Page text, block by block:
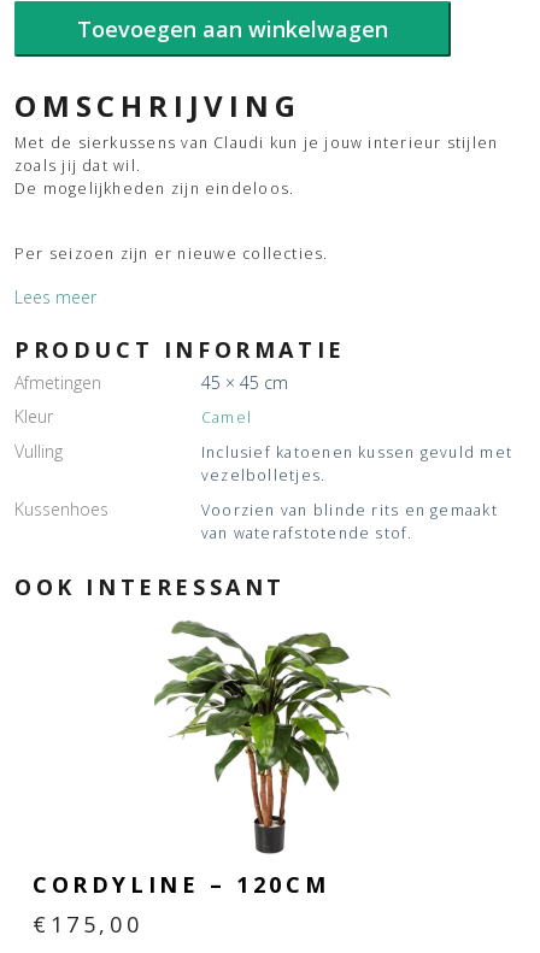
aantal
Toevoegen aan winkelwagen
OMSCHRIJVING
Met de sierkussens van Claudi kun je jouw interieur stijlen
zoals jij dat wil.
De mogelijkheden zijn eindeloos.
Per seizoen zijn er nieuwe collecties.
Lees meer
PRODUCT INFORMATIE
Afmetingen
45 × 45 cm
Kleur
Camel
Vulling
Inclusief katoenen kussen gevuld met
vezelbolletjes.
Kussenhoes
Voorzien van blinde rits en gemaakt
van waterafstotende stof.
OOK INTERESSANT
CORDYLINE – 120CM
€ 175,00